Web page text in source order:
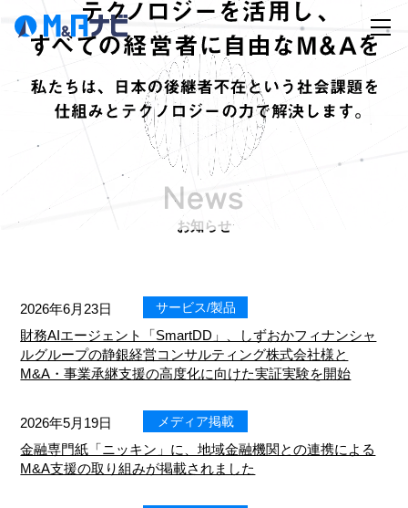
お知らせ
2026年6月23日 サービス/製品
財務AIエージェント「SmartDD」、しずおかフィナンシャ
ルグループの静銀経営コンサルティング株式会社様と
M&A・事業承継支援の高度化に向けた実証実験を開始
2026年5月19日 メディア掲載
金融専門紙「ニッキン」に、地域金融機関との連携による
M&A支援の取り組みが掲載されました